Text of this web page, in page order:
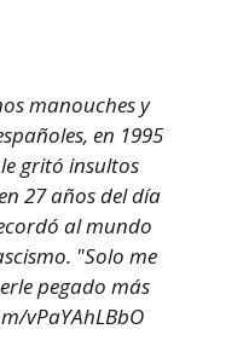
manouches y
en 1995
gritó insultos
27 años del día
al mundo
"Solo me
pegado más
vPaYAhLBbO